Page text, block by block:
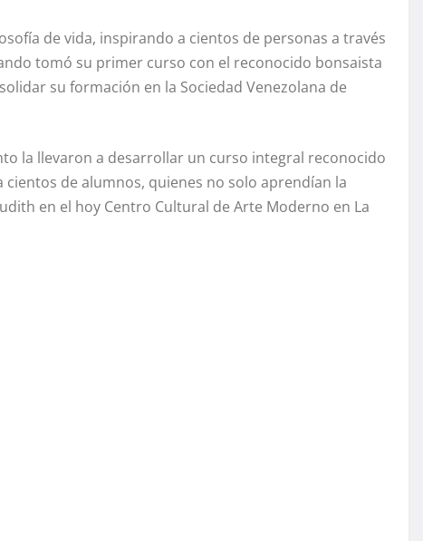
de vida, inspirando a cientos de personas a través
tomó su primer curso con el reconocido bonsaista
su formación en la Sociedad Venezolana de
la llevaron a desarrollar un curso integral reconocido
de alumnos, quienes no solo aprendían la
en el hoy Centro Cultural de Arte Moderno en La